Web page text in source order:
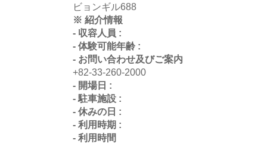
ビョンギル688
※ 紹介情報
- 収容人員 :
- 体験可能年齢 :
- お問い合わせ及びご案内
+82-33-260-2000
- 開場日 :
- 駐車施設 :
- 休みの日 :
- 利用時期 :
- 利用時間